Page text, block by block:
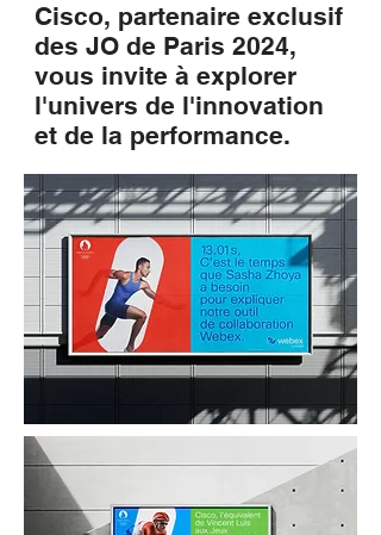
Cisco, partenaire exclusif
des JO de Paris 2024,
vous invite à explorer
l'univers de l'innovation
et de la performance.